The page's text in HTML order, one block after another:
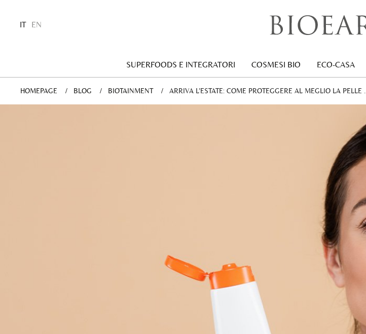
IT EN
SUPERFOODS E INTEGRATORI COSMESI BIO ECO-CASA
HOMEPAGE BLOG BIOTAINMENT CURRENT:
ARRIVA L’ESTATE: COME PROTEGGERE AL MEGLIO LA PELLE …